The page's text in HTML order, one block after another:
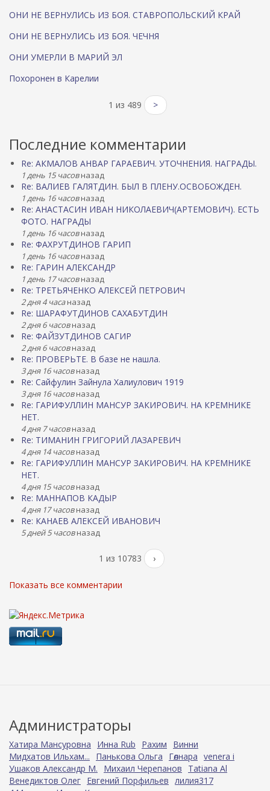
ОНИ НЕ ВЕРНУЛИСЬ ИЗ БОЯ. СТАВРОПОЛЬСКИЙ КРАЙ
ОНИ НЕ ВЕРНУЛИСЬ ИЗ БОЯ. ЧЕЧНЯ
ОНИ УМЕРЛИ В МАРИЙ ЭЛ
Похоронен в Карелии
1 из 489 >
Последние комментарии
Re: АКМАЛОВ АНВАР ГАРАЕВИЧ. УТОЧНЕНИЯ. НАГРАДЫ.
1 день 15 часовназад
Re: ВАЛИЕВ ГАЛЯТДИН. БЫЛ В ПЛЕНУ.ОСВОБОЖДЕН.
1 день 16 часовназад
Re: АНАСТАСИН ИВАН НИКОЛАЕВИЧ(АРТЕМОВИЧ). ЕСТЬ
ФОТО. НАГРАДЫ
1 день 16 часовназад
Re: ФАХРУТДИНОВ ГАРИП
1 день 16 часовназад
Re: ГАРИН АЛЕКСАНДР
1 день 17 часовназад
Re: ТРЕТЬЯЧЕНКО АЛЕКСЕЙ ПЕТРОВИЧ
2 дня 4 часаназад
Re: ШАРАФУТДИНОВ САХАБУТДИН
2 дня 6 часовназад
Re: ФАЙЗУТДИНОВ САГИР
2 дня 6 часовназад
Re: ПРОВЕРЬТЕ. В базе не нашла.
3 дня 16 часовназад
Re: Сайфулин Зайнула Халиулович 1919
3 дня 16 часовназад
Re: ГАРИФУЛЛИН МАНСУР ЗАКИРОВИЧ. НА КРЕМНИКЕ
НЕТ.
4 дня 7 часовназад
Re: ТИМАНИН ГРИГОРИЙ ЛАЗАРЕВИЧ
4 дня 14 часовназад
Re: ГАРИФУЛЛИН МАНСУР ЗАКИРОВИЧ. НА КРЕМНИКЕ
НЕТ.
4 дня 15 часовназад
Re: МАННАПОВ КАДЫР
4 дня 17 часовназад
Re: КАНАЕВ АЛЕКСЕЙ ИВАНОВИЧ
5 дней 5 часовназад
1 из 10783 ›
Показать все комментарии
Администраторы
Хатира Мансуровна Инна Rub Рахим
Винни
Мидхатов Ильхам...
Панькова Ольга Гөлнара venera i
Ушаков Александр М.
Михаил Черепанов
Tatiana Al
Венедиктов Олег Евгений Порфильев лилия317